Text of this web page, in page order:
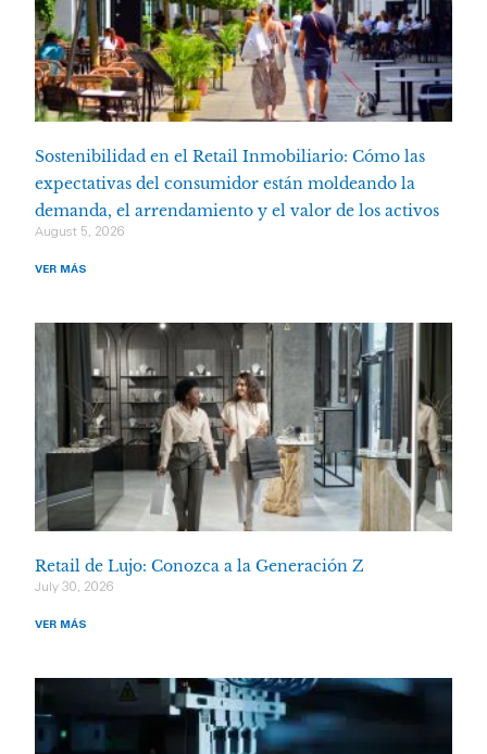
Sostenibilidad en el Retail Inmobiliario: Cómo las
expectativas del consumidor están moldeando la
demanda, el arrendamiento y el valor de los activos
August 5, 2026
VER MÁS
Retail de Lujo: Conozca a la Generación Z
July 30, 2026
VER MÁS